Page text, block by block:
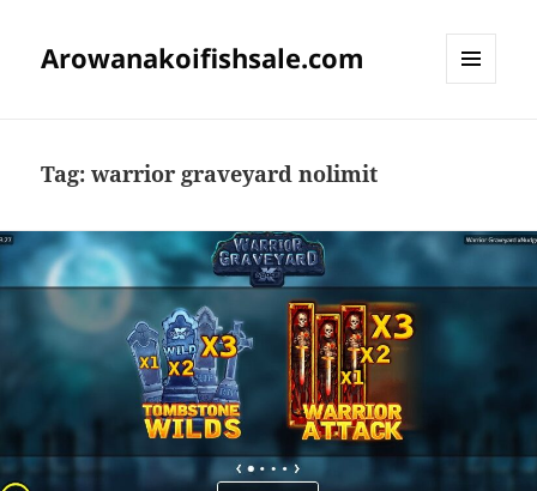
Arowanakoifishsale.com
Tag:warrior graveyard nolimit